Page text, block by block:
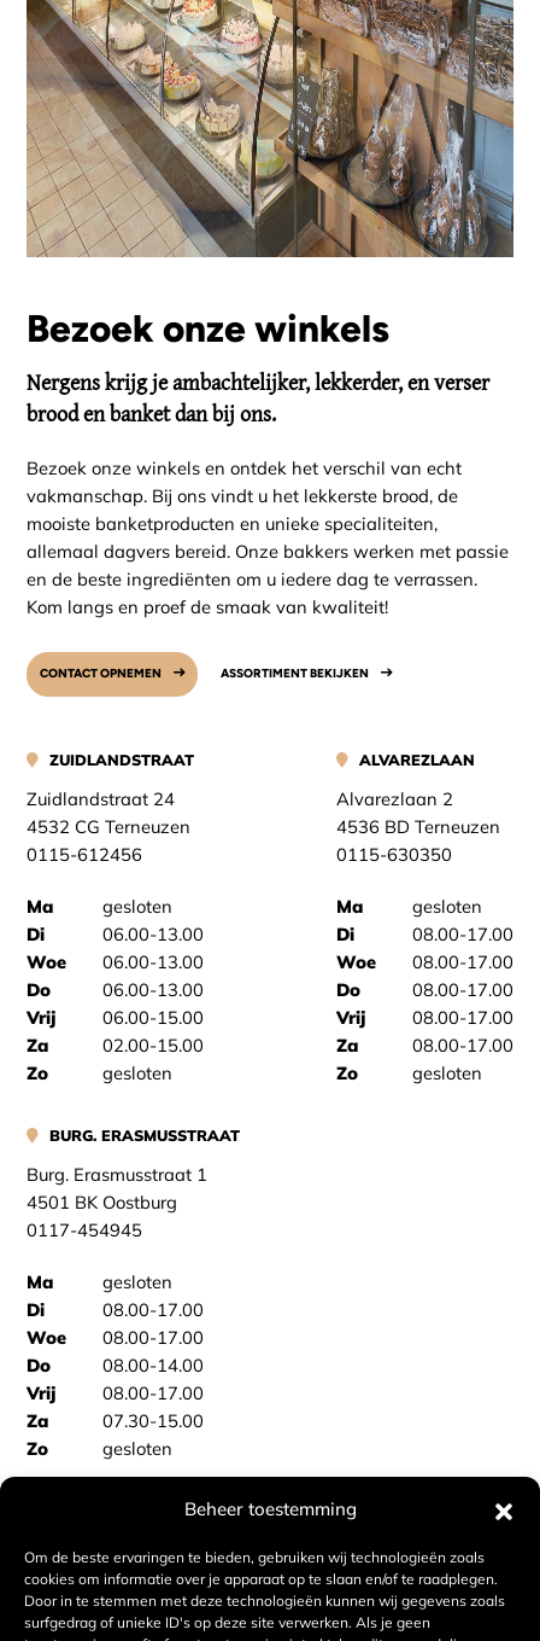
Beheer toestemming
Om de beste ervaringen te bieden, gebruiken wij technologieën zoals
cookies om informatie over je apparaat op te slaan en/of te raadplegen.
Door in te stemmen met deze technologieën kunnen wij gegevens zoals
surfgedrag of unieke ID's op deze site verwerken. Als je geen
Bezoek onze winkels
Nergens krijg je ambachtelijker, lekkerder, en verser
brood en banket dan bij ons.
Bezoek onze winkels en ontdek het verschil van echt
vakmanschap. Bij ons vindt u het lekkerste brood, de
mooiste banketproducten en unieke specialiteiten,
allemaal dagvers bereid. Onze bakkers werken met passie
en de beste ingrediënten om u iedere dag te verrassen.
Kom langs en proef de smaak van kwaliteit!
CONTACT OPNEMEN ASSORTIMENT BEKIJKEN
ZUIDLANDSTRAAT
Zuidlandstraat 24
4532 CG Terneuzen
0115-612456
Ma
Di
Woe
Do
Vrij
Za
Zo
gesloten
06.00-13.00
06.00-13.00
06.00-13.00
06.00-15.00
02.00-15.00
gesloten
ALVAREZLAAN
Alvarezlaan 2
4536 BD Terneuzen
0115-630350
Ma
Di
Woe
Do
Vrij
Za
Zo
gesloten
08.00-17.00
08.00-17.00
08.00-17.00
08.00-17.00
08.00-17.00
gesloten
BURG. ERASMUSSTRAAT
Burg. Erasmusstraat 1
4501 BK Oostburg
0117-454945
Ma
Di
Woe
Do
Vrij
Za
Zo
gesloten
08.00-17.00
08.00-17.00
08.00-14.00
08.00-17.00
07.30-15.00
gesloten
Vooraf bestellen Sas van Gent
Vooraf bestellen Philippine